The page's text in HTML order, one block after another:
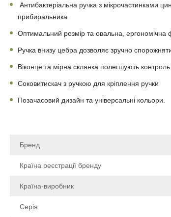
Антибактеріальна ручка з мікрочастинками
прибиральника
Оптимальний розмір та овальна,
Ручка внизу цебра дозволяє зручно спорожняти
Віконце та мірна склянка полегшують контроль
Соковитискач з ручкою для кріплення ручки
Позачасовий дизайн та універсальні кольори.
Бренд
Країна реєстрації бренду
Країна-виробник
Серія